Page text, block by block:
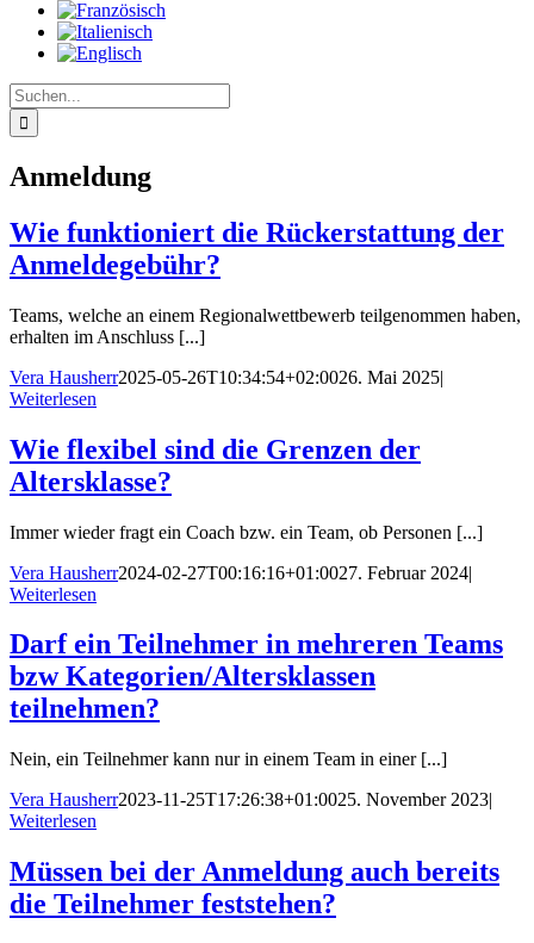
Suche
nach:
Anmeldung
Wie funktioniert die Rückerstattung der
Anmeldegebühr?
Teams, welche an einem Regionalwettbewerb teilgenommen haben,
erhalten im Anschluss [...]
Vera Hausherr2025-05-26T10:34:54+02:0026. Mai 2025|
Weiterlesen
Wie flexibel sind die Grenzen der
Altersklasse?
Immer wieder fragt ein Coach bzw. ein Team, ob Personen [...]
Vera Hausherr2024-02-27T00:16:16+01:0027. Februar 2024|
Weiterlesen
Darf ein Teilnehmer in mehreren Teams
bzw Kategorien/Altersklassen
teilnehmen?
Nein, ein Teilnehmer kann nur in einem Team in einer [...]
Vera Hausherr2023-11-25T17:26:38+01:0025. November 2023|
Weiterlesen
Müssen bei der Anmeldung auch bereits
die Teilnehmer feststehen?